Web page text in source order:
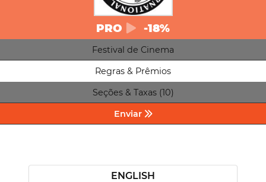
PRO -18%
Festival de Cinema
Regras & Prêmios
Seções & Taxas (10)
Enviar
ENGLISH